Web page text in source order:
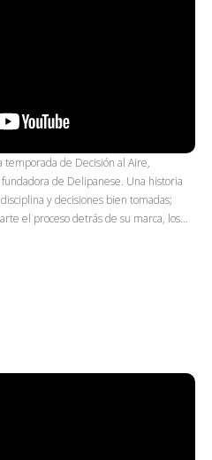
temporada de Decisión al Aire,
de Delipanese. Una historia
y decisiones bien tomadas;
el proceso detrás de su marca, los…